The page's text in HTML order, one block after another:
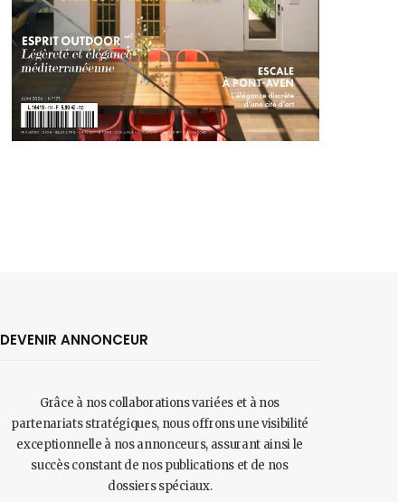
DEVENIR ANNONCEUR
Grâce à nos collaborations variées et à nos
partenariats stratégiques, nous offrons une visibilité
exceptionnelle à nos annonceurs, assurant ainsi le
succès constant de nos publications et de nos
dossiers spéciaux.